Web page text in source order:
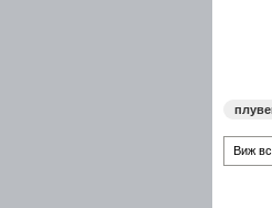
Виж